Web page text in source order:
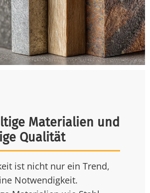
Materialien und
Qualität
ist nicht nur ein Trend,
Notwendigkeit.